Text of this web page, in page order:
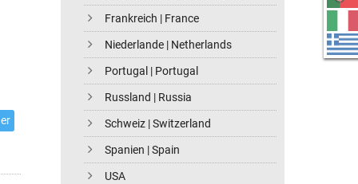
Frankreich | France
Niederlande | Netherlands
Portugal | Portugal
Russland | Russia
Schweiz | Switzerland
Spanien | Spain
USA